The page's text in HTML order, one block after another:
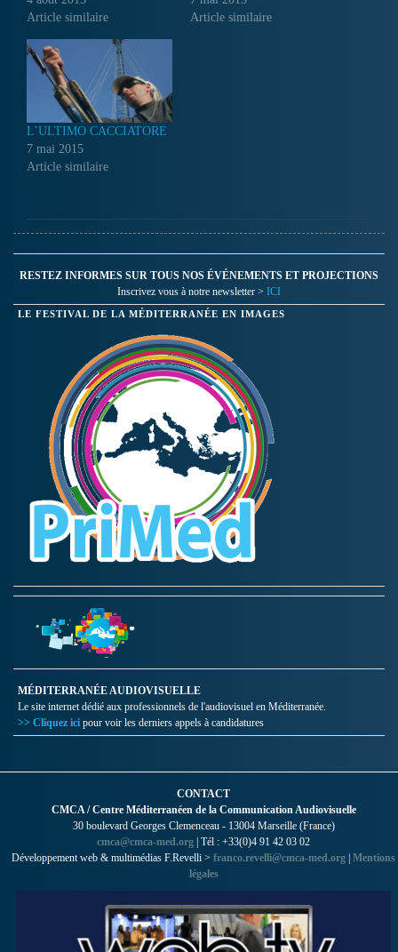
Article similaire
Article similaire
L’ULTIMO CACCIATORE
7 mai 2015
Article similaire
RESTEZ INFORMES SUR TOUS NOS ÉVÉNEMENTS ET PROJECTIONS
Inscrivez vous à notre newsletter > ICI
LE FESTIVAL DE LA MÉDITERRANÉE EN IMAGES
MÉDITERRANÉE AUDIOVISUELLE
Le site internet dédié aux professionnels de l'audiovisuel en Méditerranée.
>> Cliquez ici pour voir les derniers appels à candidatures
CONTACT
CMCA / Centre Méditerranéen de la Communication Audiovisuelle
30 boulevard Georges Clemenceau - 13004 Marseille (France)
cmca@cmca-med.org | Tél : +33(0)4 91 42 03 02
Développement web & multimédias F.Revelli > franco.revelli@cmca-med.org | Mentions
légales